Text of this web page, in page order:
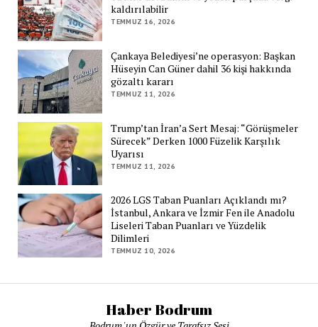
kaldırılabilir
TEMMUZ 16, 2026
Çankaya Belediyesi’ne operasyon: Başkan
Hüseyin Can Güner dahil 36 kişi hakkında
gözaltı kararı
TEMMUZ 11, 2026
Trump’tan İran’a Sert Mesaj: “Görüşmeler
Sürecek” Derken 1000 Füzelik Karşılık
Uyarısı
TEMMUZ 11, 2026
2026 LGS Taban Puanları Açıklandı mı?
İstanbul, Ankara ve İzmir Fen ile Anadolu
Liseleri Taban Puanları ve Yüzdelik
Dilimleri
TEMMUZ 10, 2026
Haber Bodrum